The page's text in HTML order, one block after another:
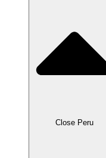
Close Peru